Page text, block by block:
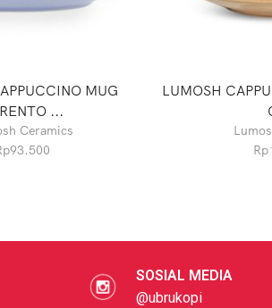
MUG
...
Ceramics
93.500
LUMOSH
Rp
SOSIAL MEDIA
@ubrukopi